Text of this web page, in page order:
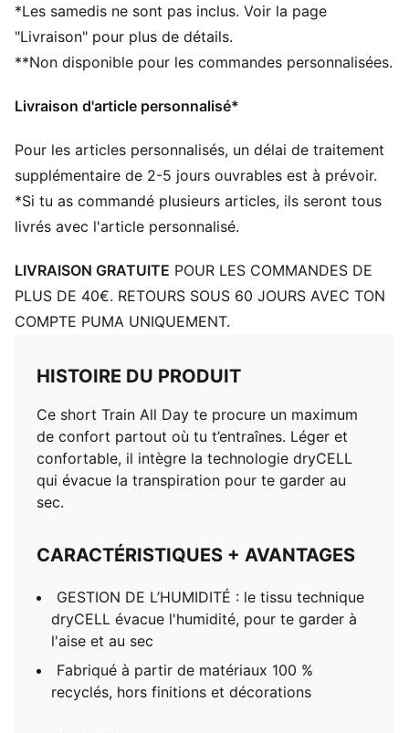
Matière principale : Tissage en toile
Taille : moyen
Poches : Poche latérale
*Les samedis ne sont pas inclus. Voir la page
"Livraison" pour plus de détails.
**Non disponible pour les commandes personnalisées.
Livraison d'article personnalisé*
Pour les articles personnalisés, un délai de traitement
supplémentaire de 2-5 jours ouvrables est à prévoir.
*Si tu as commandé plusieurs articles, ils seront tous
livrés avec l'article personnalisé.
LIVRAISON GRATUITE POUR LES COMMANDES DE
PLUS DE 40€. RETOURS SOUS 60 JOURS AVEC TON
COMPTE PUMA UNIQUEMENT.
HISTOIRE DU PRODUIT
Ce short Train All Day te procure un maximum
de confort partout où tu t’entraînes. Léger et
confortable, il intègre la technologie dryCELL
qui évacue la transpiration pour te garder au
sec.
CARACTÉRISTIQUES + AVANTAGES
GESTION DE L’HUMIDITÉ : le tissu technique
dryCELL évacue l'humidité, pour te garder à
l'aise et au sec
Fabriqué à partir de matériaux 100 %
recyclés, hors finitions et décorations